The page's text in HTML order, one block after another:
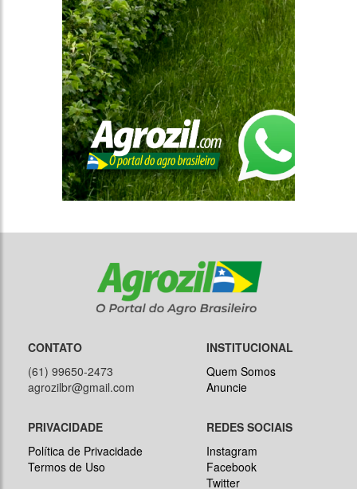
CONTATO
(61) 99650-2473
INSTITUCIONAL
Quem Somos
PRIVACIDADE
Política de Privacidade
REDES SOCIAIS
Instagram
Facebook